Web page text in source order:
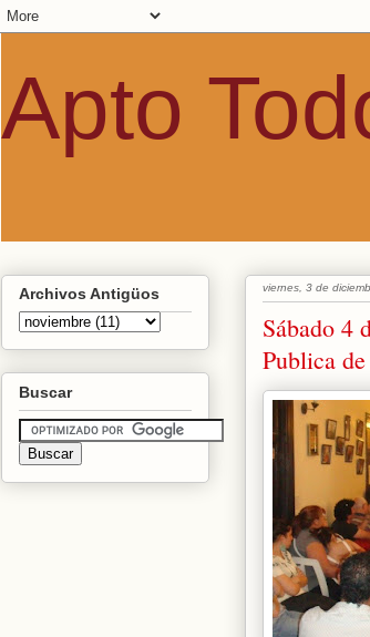
Apto
Actualidad y noticias aquellos que los
viernes, 3 de
Sábado 4
Publica
Archivos Antigüos
Buscar